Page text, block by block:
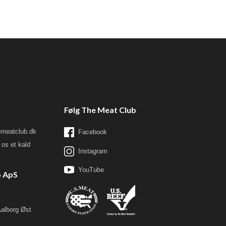
et kald
Øst
Følg The Meat Club
Facebook
Instagram
YouTube